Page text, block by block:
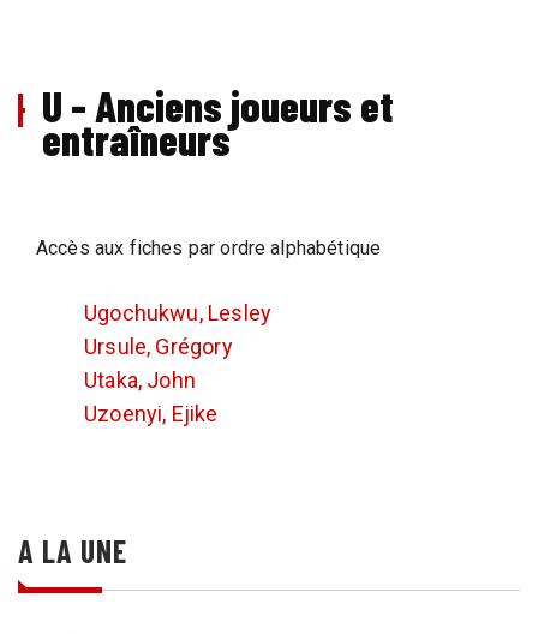
U - Anciens joueurs et
entraîneurs
Accès aux fiches par ordre alphabétique
Ugochukwu, Lesley
Ursule, Grégory
Utaka, John
Uzoenyi, Ejike
A LA UNE